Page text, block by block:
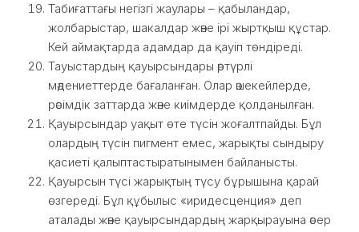
Табиғаттағы негізгі жаулары – қабыландар,
жолбарыстар, шакалдар және ірі жыртқыш құстар.
Кей аймақтарда адамдар да қауіп төндіреді.
Тауыстардың қауырсындары әртүрлі
мәдениеттерде бағаланған. Олар әшекейлерде,
рәсімдік заттарда және киімдерде қолданылған.
Қауырсындар уақыт өте түсін жоғалтпайды. Бұл
олардың түсін пигмент емес, жарықты сындыру
қасиеті қалыптастыратынымен байланысты.
Қауырсын түсі жарықтың түсу бұрышына қарай
өзгереді. Бұл құбылыс «иридесценция» деп
аталады және қауырсындардың жарқырауына әсер